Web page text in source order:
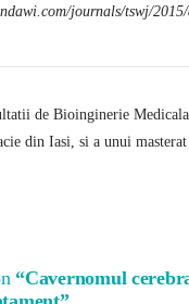
journals/tswj/
de Bioinginerie
din Iasi, si a unui
“Cavernomul